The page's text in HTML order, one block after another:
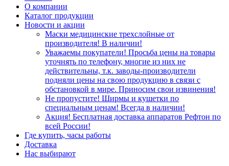
О компании
Каталог продукции
Новости и акции
Маски медицинские трехслойные от
производителя! В наличии!
Уважаемы покупатели! Просьба цены на товары
уточнять по телефону, многие из них не
действительны, т.к. заводы-производители
подняли цены на свою продукцию в связи с
обстановкой в мире. Приносим свои извинения!
Не пропустите! Ширмы и кушетки по
специальным ценам! Всегда в наличии!
Акция! Бесплатная доставка аппаратов Рефтон по
всей России!
Где купить, часы работы
Доставка
Нас выбирают